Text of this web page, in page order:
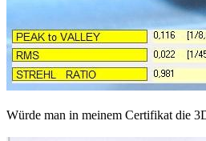
Würde man in meinem Certifikat die